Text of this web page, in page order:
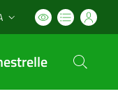
attiva: